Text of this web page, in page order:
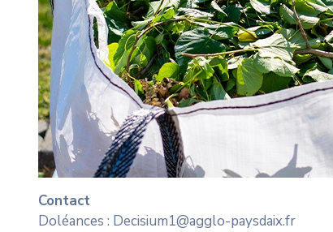
Contact
Doléances : Decisium1@agglo-paysdaix.fr